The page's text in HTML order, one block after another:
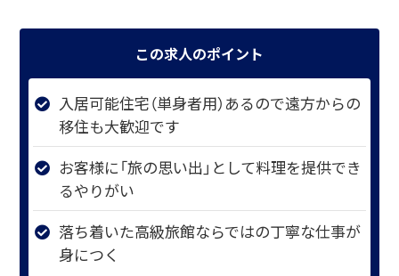
この求人のポイント
入居可能住宅（単身者用）あるので遠方からの
移住も大歓迎です
お客様に「旅の思い出」として料理を提供でき
るやりがい
落ち着いた高級旅館ならではの丁寧な仕事が
身につく